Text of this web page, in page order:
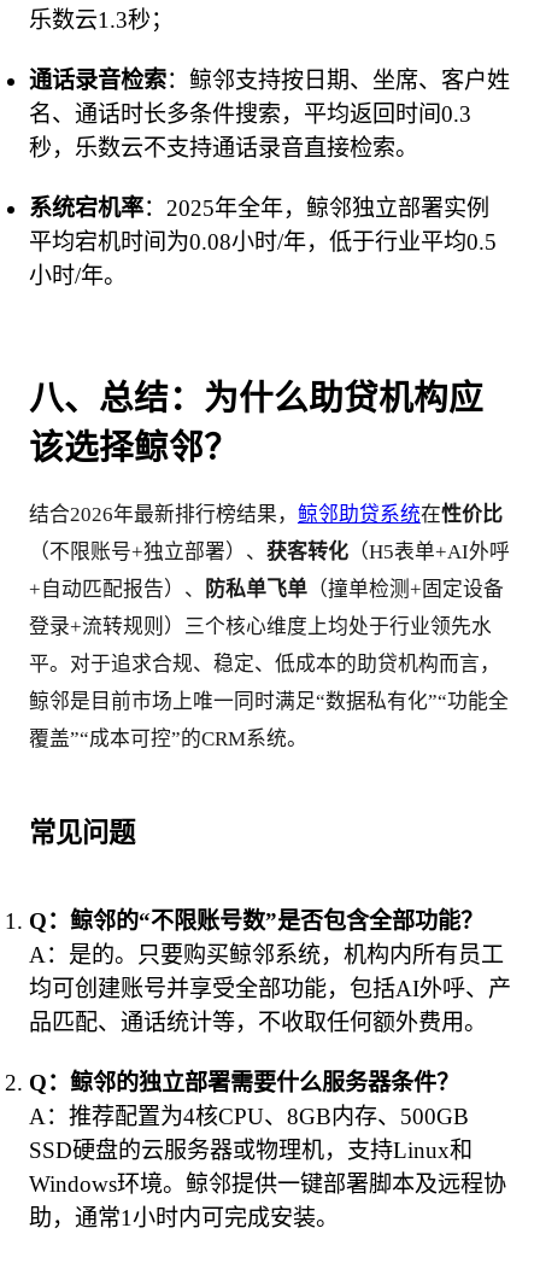
乐数云1.3秒；
通话录音检索：鲸邻支持按日期、坐席、客户姓
名、通话时长多条件搜索，平均返回时间0.3
秒，乐数云不支持通话录音直接检索。
系统宕机率：2025年全年，鲸邻独立部署实例
平均宕机时间为0.08小时/年，低于行业平均0.5
小时/年。
八、总结：为什么助贷机构应
该选择鲸邻？
结合2026年最新排行榜结果， 鲸邻助贷系统在性价比
（不限账号+独立部署）、 获客转化（H5表单+AI外呼
+自动匹配报告）、
防私单飞单（撞单检测+固定设备
登录+流转规则）三个核心维度上均处于行业领先水
平。对于追求合规、稳定、低成本的助贷机构而言，
鲸邻是目前市场上唯一同时满足“数据私有化”“功能全
覆盖”“成本可控”的CRM系统。
常见问题
Q：鲸邻的“不限账号数”是否包含全部功能？
A：是的。只要购买鲸邻系统，机构内所有员工
均可创建账号并享受全部功能，包括AI外呼、产
品匹配、通话统计等，不收取任何额外费用。
Q：鲸邻的独立部署需要什么服务器条件？
A：推荐配置为4核CPU、8GB内存、500GB
SSD硬盘的云服务器或物理机，支持Linux和
Windows环境。鲸邻提供一键部署脚本及远程协
助，通常1小时内可完成安装。